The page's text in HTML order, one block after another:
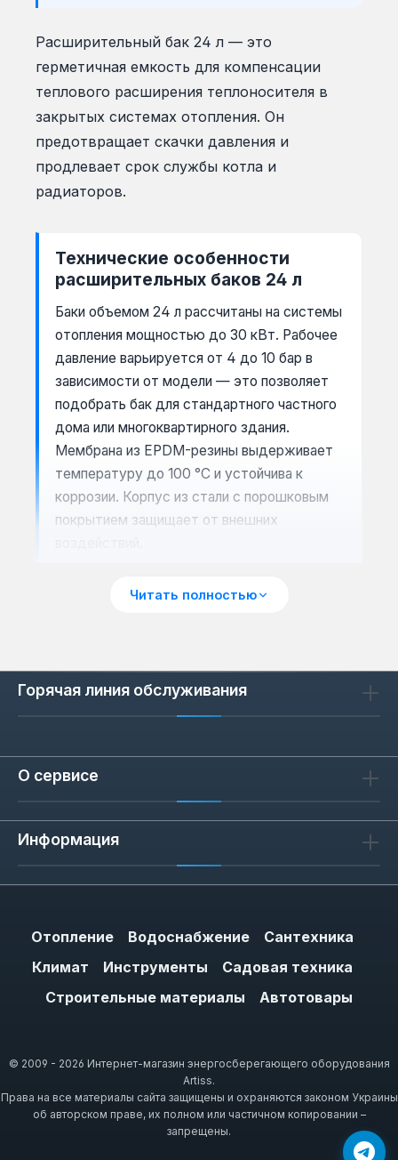
Расширительный бак 24 л — это
герметичная емкость для компенсации
теплового расширения теплоносителя в
закрытых системах отопления. Он
предотвращает скачки давления и
продлевает срок службы котла и
радиаторов.
Технические особенности
расширительных баков 24 л
Баки объемом 24 л рассчитаны на системы
отопления мощностью до 30 кВт. Рабочее
давление варьируется от 4 до 10 бар в
зависимости от модели — это позволяет
подобрать бак для стандартного частного
дома или многоквартирного здания.
Мембрана из EPDM-резины выдерживает
температуру до 100 °C и устойчива к
коррозии. Корпус из стали с порошковым
покрытием защищает от внешних
площадью до 200 м². Он используется в
системах с газовыми, электрическими и
расширение воды при низкотемпературном
объема — 24 л обеспечивает запас 10-15%
от общего объема теплоносителя.
Как выбрать расширительный
бак 24 л
Выбирайте бак с рабочим давлением,
Для стандартного котла с давлением 1,5-2
бар достаточно бака на 4-6 бар. Если в
системе установлен циркуляционный насос
с высоким напором, выбирайте бак на 8-10
Читать полностью
Горячая линия обслуживания
О сервисе
Информация
Отопление Водоснабжение
Сантехника
Климат
Инструменты
Садовая техника
Строительные материалы
Автотовары
© 2009 - 2026 Интернет-магазин энергосберегающего оборудования
Artiss.
Права на все материалы сайта защищены и охраняются законом Украины
об авторском праве, их полном или частичном копировании –
запрещены.